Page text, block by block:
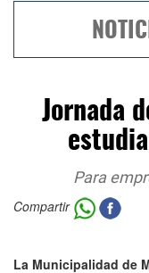
Jornada
Para
Compartir
La Municipalidad de